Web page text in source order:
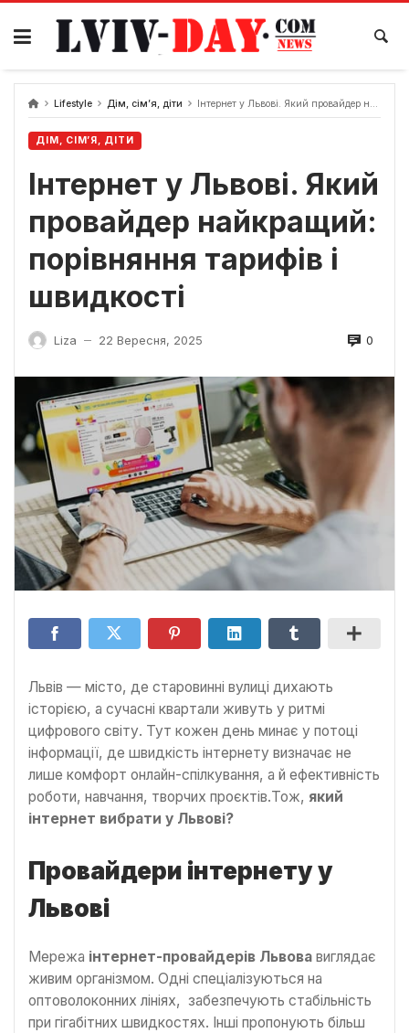
Skip
content
Lifestyle Дім, сім’я, діти Інтернет у Львові. Який провайдер найкращий: порівняння тарифів і швидкості
ДІМ, СІМ’Я, ДІТИ
Інтернет у Львові. Який
провайдер найкращий:
порівняння тарифів і
швидкості
Liza — 22 Вересня, 2025 0
Львів — місто, де старовинні вулиці дихають
історією, а сучасні квартали живуть у ритмі
цифрового світу. Тут кожен день минає у потоці
інформації, де швидкість інтернету визначає не
лише комфорт онлайн-спілкування, а й ефективність
роботи, навчання, творчих проєктів.Тож, який
інтернет вибрати у Львові?
Провайдери інтернету у
Львові
Мережа інтернет-провайдерів Львова виглядає
живим організмом. Одні спеціалізуються на
оптоволоконних лініях, забезпечують стабільність
при гігабітних швидкостях. Інші пропонують більш